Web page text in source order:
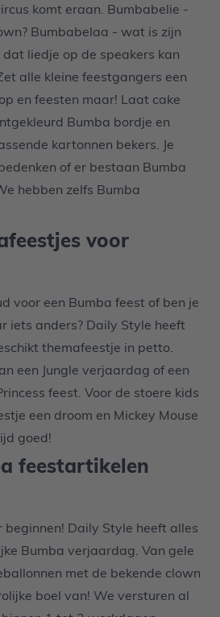
komt eraan. Bumbabelie -
Bumbabelaa - wat is zijn
dat liedje op de speakers kan
alle kleine feestgangers een
en feesten maar! Laat cake
Bumba bordje en
kartonnen bekers. Je
of er bestaan Bumba
hebben zelfs Bumba
voor
voor een Bumba feest of ben je
iets anders? Daily Style heeft
themafeestje in petto.
een Jungle verjaardag of een
feest. Voor de stoere kids
een droom en Mickey Mouse
goed!
feestartikelen
Daily Style heeft alles
Bumba verjaardag. Van gele
met de bekende clown
boel van! We versturen al